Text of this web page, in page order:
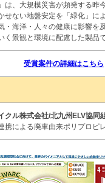
は、大規模災害が頻発する昨
せない地盤安定を「緑化」に
・海洋・人々の健康に影響を
く景観と環境に配慮した製品で
受賞案件の詳細はこちら
クル株式会社/北九州ELV協同
携による廃車由来ポリプロピ